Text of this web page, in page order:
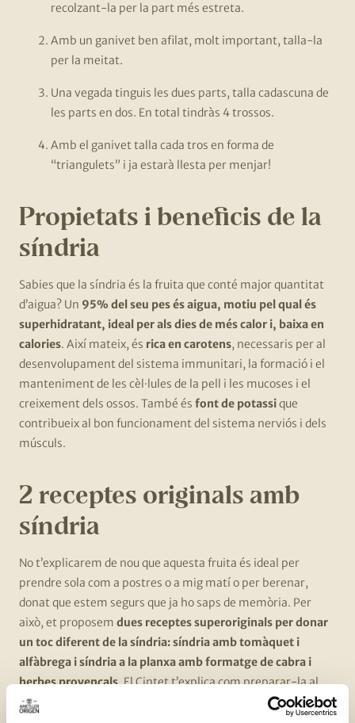
recolzant-la per la part més estreta.
Amb un ganivet ben afilat, molt important, talla-la
per la meitat.
Una vegada tinguis les dues parts, talla cadascuna de
les parts en dos. En total tindràs 4 trossos.
Amb el ganivet talla cada tros en forma de
“triangulets” i ja estarà llesta per menjar!
Propietats i beneficis de la
síndria
Sabies que la síndria és la fruita que conté major quantitat
d’aigua? Un 95% del seu pes és aigua, motiu pel qual és
superhidratant, ideal per als dies de més calor i, baixa en
calories. Així mateix, és rica en carotens, necessaris per al
desenvolupament del sistema immunitari, la formació i el
manteniment de les cèl·lules de la pell i les mucoses i el
creixement dels ossos. També és font de potassique
contribueix al bon funcionament del sistema nerviós i dels
músculs.
2 receptes originals amb
síndria
No t’explicarem de nou que aquesta fruita és ideal per
prendre sola com a postres o a mig matí o per berenar,
donat que estem segurs que ja ho saps de memòria. Per
això, et proposem dues receptes superoriginals per donar
un toc diferent de la síndria: síndria amb tomàquet i
alfàbrega i síndria a la planxa amb formatge de cabra i
herbes provençals. El Cintet t’explica com preparar-la al
següent vídeo: